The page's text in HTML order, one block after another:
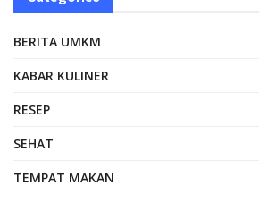
BERITA UMKM
KABAR KULINER
RESEP
SEHAT
TEMPAT MAKAN